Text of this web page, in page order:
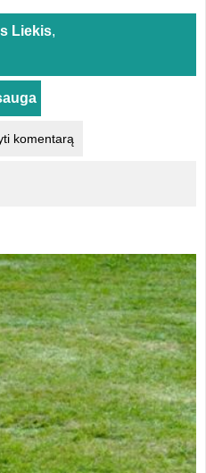
Liekis,
komentarą